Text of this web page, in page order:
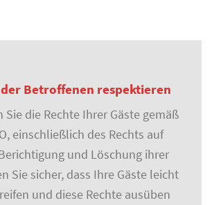
Betroffenen respektieren
Sie die Rechte Ihrer Gäste gemäß
einschließlich des Rechts auf
und Löschung ihrer
Sie sicher, dass Ihre Gäste leicht
und diese Rechte ausüben